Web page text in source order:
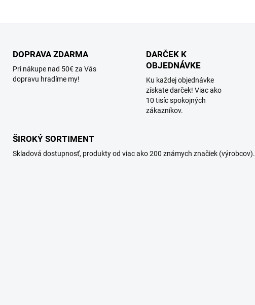
DOPRAVA ZDARMA
Pri nákupe nad 50€ za Vás
dopravu hradíme my!
DARČEK K
OBJEDNÁVKE
Ku každej objednávke
získate darček! Viac ako
10 tisíc spokojných
zákazníkov.
ŠIROKÝ SORTIMENT
Skladová dostupnosť, produkty od viac ako 200 známych značiek (výrobcov).